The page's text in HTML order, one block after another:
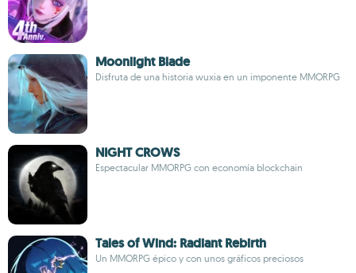
Moonlight Blade
Disfruta de una historia wuxia en un imponente MMORPG
NIGHT CROWS
Espectacular MMORPG con economía blockchain
Tales of Wind: Radiant Rebirth
Un MMORPG épico y con unos gráficos preciosos